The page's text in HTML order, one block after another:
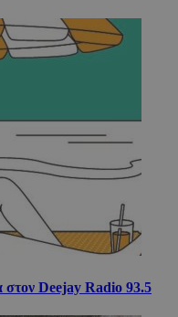
στον Deejay Radio 93.5